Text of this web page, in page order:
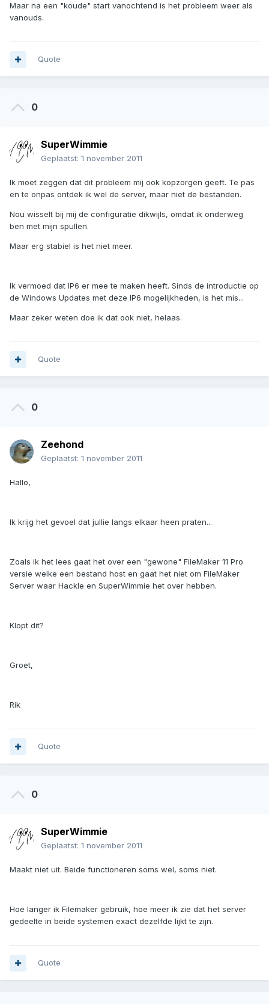
Maar na een "koude" start vanochtend is het probleem weer als
vanouds.
Quote
0
SuperWimmie
Geplaatst: 1 november 2011
Ik moet zeggen dat dit probleem mij ook kopzorgen geeft. Te pas
en te onpas ontdek ik wel de server, maar niet de bestanden.
Nou wisselt bij mij de configuratie dikwijls, omdat ik onderweg
ben met mijn spullen.
Maar erg stabiel is het niet meer.
Ik vermoed dat IP6 er mee te maken heeft. Sinds de introductie op
de Windows Updates met deze IP6 mogelijkheden, is het mis...
Maar zeker weten doe ik dat ook niet, helaas.
Quote
0
Zeehond
Geplaatst: 1 november 2011
Hallo,
Ik krijg het gevoel dat jullie langs elkaar heen praten...
Zoals ik het lees gaat het over een "gewone" FileMaker 11 Pro
versie welke een bestand host en gaat het niet om FileMaker
Server waar Hackle en SuperWimmie het over hebben.
Klopt dit?
Groet,
Rik
Quote
0
SuperWimmie
Geplaatst: 1 november 2011
Maakt niet uit. Beide functioneren soms wel, soms niet.
Hoe langer ik Filemaker gebruik, hoe meer ik zie dat het server
gedeelte in beide systemen exact dezelfde lijkt te zijn.
Quote